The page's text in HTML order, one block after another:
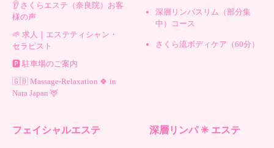
👂 さくらエステ（奈良院）お客
様の声
🌱 求人｜エステティシャン・
セラピスト
🅿️ 駐車場のご案内
🇬🇧 Massage-Relaxation 🍀 in
Nara Japan 🦌
深層リンパスリム（部分集
中）コース
さくら流ボディケア（60分）
フェイシャルエステ 深層リンパ ✳︎ エステ